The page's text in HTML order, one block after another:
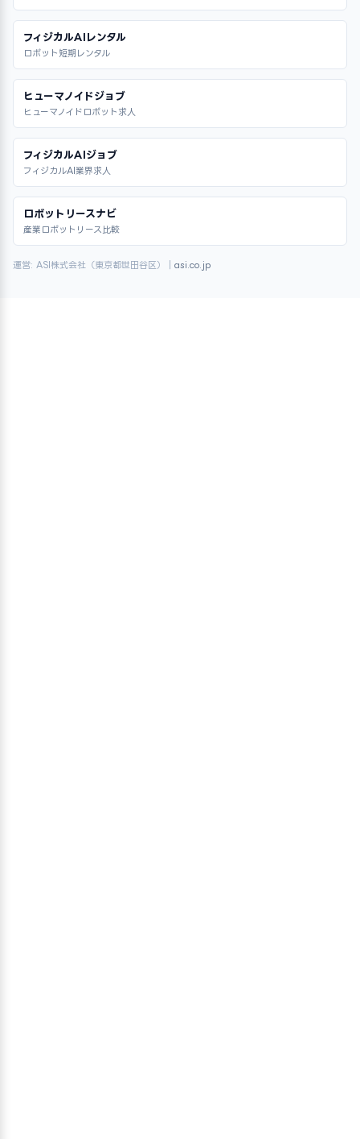
フィジカルAIレンタル
ロボット短期レンタル
ヒューマノイドジョブ
ヒューマノイドロボット求人
フィジカルAIジョブ
フィジカルAI業界求人
ロボットリースナビ
産業ロボットリース比較
運営: ASI株式会社（東京都世田谷区）｜ asi.co.jp